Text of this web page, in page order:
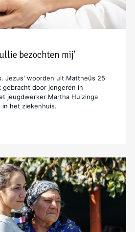
bezochten mij'
Jezus' woorden uit Mattheüs 25
door jongeren in
jeugdwerker Martha Huizinga
het ziekenhuis.